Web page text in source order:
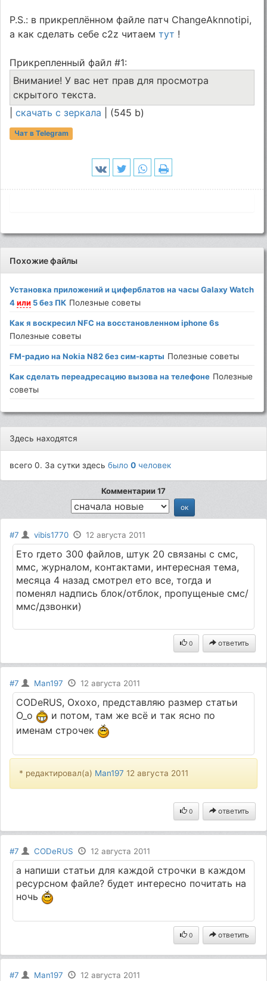
P.S.: в прикреплённом файле патч ChangeAknnotipi,
а как сделать себе c2z читаемтут !
Прикрепленный файл #1:
Внимание! У вас нет прав для просмотра
скрытого текста.
|скачать с зеркала | (545 b)
Чат в Telegram
Похожие файлы
Установка приложений и циферблатов на часы Galaxy Watch
4или 5 без ПК Полезные советы
Как я воскресил NFC на восстановленном iphone 6s
Полезные советы
FM-радио на Nokia N82 без сим-карты Полезные советы
Как сделать переадресацию вызова на телефоне Полезные
советы
Здесь находятся
всего 0. За сутки здесьбыло0 человек
Комментарии 17
#7 vibis1770 12 августа 2011
Eто гдето 300 файлов, штук 20 связаны с смс,
ммс, журналом, контактами, интересная тема,
месяца 4 назад смотрел ето все, тогда и
поменял надпись блок/отблок, пропущеные смс/
ммс/дзвонки)
0 ответить
#7 Man197 12 августа 2011
CODeRUS, Охохо, представляю размер статьи
О_о
и потом, там же всё и так ясно по
именам строчек
* редактировал(а) Man197 12 августа 2011
0 ответить
#7 CODeRUS 12 августа 2011
а напиши статьи для каждой строчки в каждом
ресурсном файле? будет интересно почитать на
ночь
0 ответить
#7 Man197 12 августа 2011